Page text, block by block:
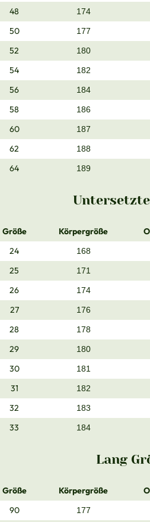
48 174
50 177
52 180
54 182
56 184
58 186
60 187
62 188
64 189
Größe Körpergröße
24
168
25 171
26 174
27 176
28 178
29 180
30 181
31 182
32 183
33 184
Lang
Größe Körpergröße
90
177